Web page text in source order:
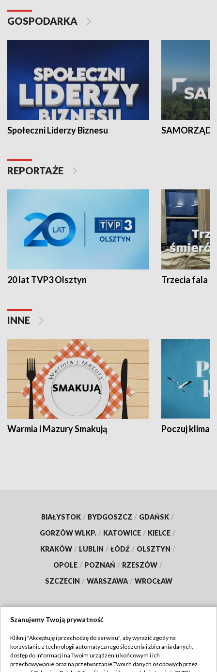
GOSPODARKA
Społeczni Liderzy Biznesu SAMORZĄD
REPORTAŻE
20 lat TVP3 Olsztyn Trzecia fala -
INNE
Warmia i Mazury Smakują Poczuj klimat
BIAŁYSTOK / BYDGOSZCZ / GDAŃSK /
GORZÓW WLKP. / KATOWICE / KIELCE /
KRAKÓW / LUBLIN / ŁÓDŹ / OLSZTYN /
OPOLE / POZNAŃ / RZESZÓW /
SZCZECIN / WARSZAWA / WROCŁAW
TVP
Abonament TVP
Regulamin TVP
Szanujemy Twoją prywatność
Kliknij "Akceptuję i przechodzę do serwisu", aby wyrazić zgody na
korzystanie z technologii automatycznego śledzenia i zbierania danych,
dostęp do informacji na Twoim urządzeniu końcowym i ich
przechowywanie oraz na przetwarzanie Twoich danych osobowych przez